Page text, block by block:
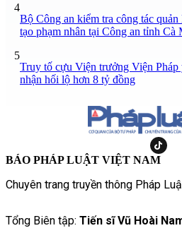
4
Bộ Công an kiểm tra công tác
tạo phạm nhân tại Công an tỉnh Cà
5
Truy tố cựu Viện trưởng Viện Pháp
nhận hối lộ hơn 8 tỷ đồng
BÁO PHÁP LUẬT VIỆT NAM
Chuyên trang truyền thông Pháp
Tổng Biên tập: Tiến sĩ Vũ Hoài